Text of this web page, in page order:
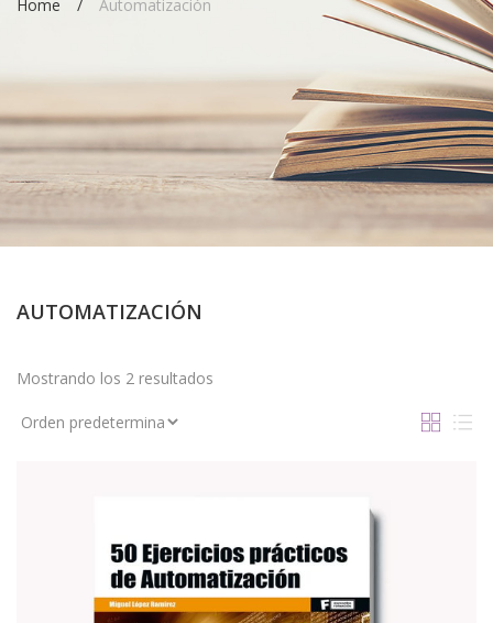
Home Automatización
AUTOMATIZACIÓN
Mostrando los 2 resultados